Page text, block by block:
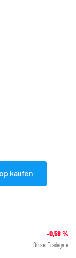
kaufen
-0,58%
Börse: Tradegate